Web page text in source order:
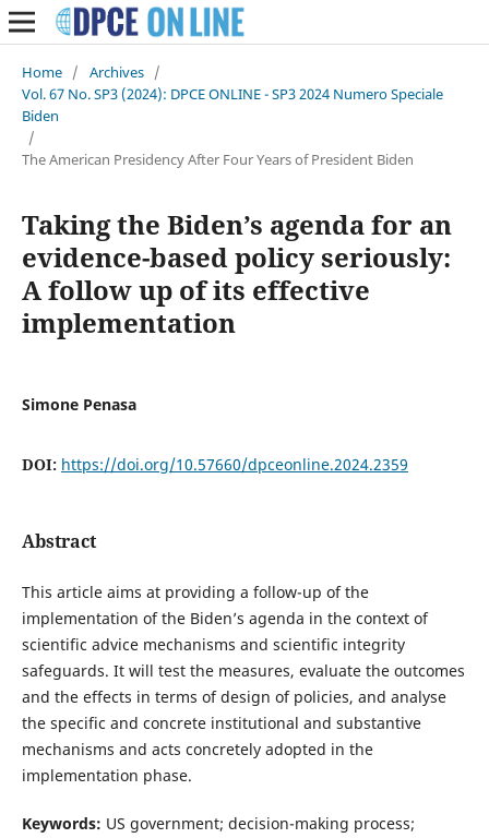
Home / Archives /
Vol. 67 No. SP3 (2024): DPCE ONLINE - SP3 2024 Numero Speciale
Biden
/
The American Presidency After Four Years of President Biden
Taking the Biden’s agenda for an
evidence-based policy seriously:
A follow up of its effective
implementation
Simone Penasa
DOI: https://doi.org/10.57660/dpceonline.2024.2359
Abstract
This article aims at providing a follow-up of the
implementation of the Biden’s agenda in the context of
scientific advice mechanisms and scientific integrity
safeguards. It will test the measures, evaluate the outcomes
and the effects in terms of design of policies, and analyse
the specific and concrete institutional and substantive
mechanisms and acts concretely adopted in the
implementation phase.
Keywords: US government; decision-making process;